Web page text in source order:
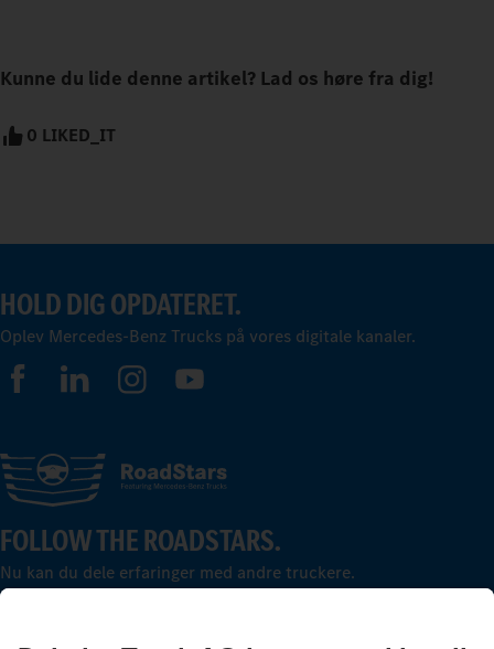
Kunne du lide denne artikel? Lad os høre fra dig!
0 LIKED_IT
HOLD DIG OPDATERET.
Oplev Mercedes-Benz Trucks på vores digitale kanaler.
FOLLOW THE ROADSTARS.
Nu kan du dele erfaringer med andre truckere.